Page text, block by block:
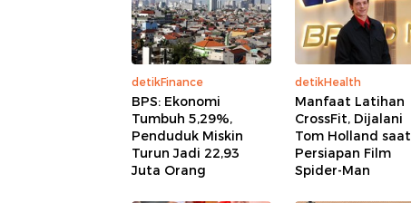
detikFinance
BPS: Ekonomi
Tumbuh 5,29%,
Penduduk Miskin
Turun Jadi 22,93
Juta Orang
detikHealth
Manfaat Latihan
CrossFit, Dijalani
Tom Holland saat
Persiapan Film
Spider-Man